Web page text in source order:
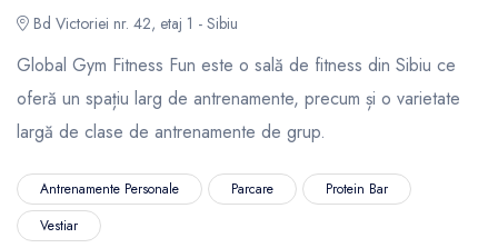
Bd Victoriei nr. 42, etaj 1 - Sibiu
Global Gym Fitness Fun este o sală de fitness din Sibiu ce
oferă un spațiu larg de antrenamente, precum și o varietate
largă de clase de antrenamente de grup.
Antrenamente Personale Parcare
Protein Bar
Vestiar